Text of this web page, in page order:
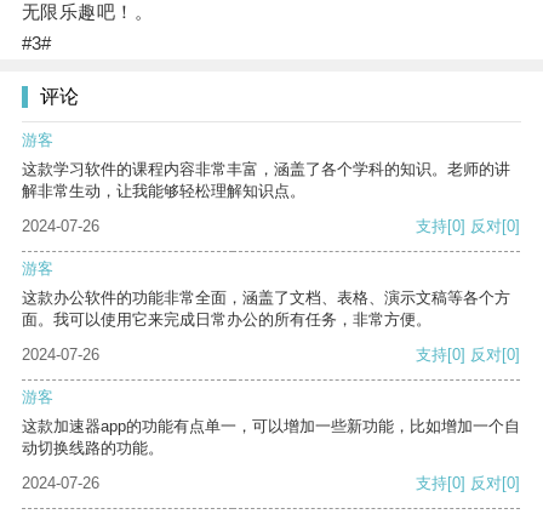
无限乐趣吧！。
#3#
评论
游客
这款学习软件的课程内容非常丰富，涵盖了各个学科的知识。老师的讲
解非常生动，让我能够轻松理解知识点。
2024-07-26
支持[0] 反对[0]
游客
这款办公软件的功能非常全面，涵盖了文档、表格、演示文稿等各个方
面。我可以使用它来完成日常办公的所有任务，非常方便。
2024-07-26
支持[0] 反对[0]
游客
这款加速器app的功能有点单一，可以增加一些新功能，比如增加一个自
动切换线路的功能。
2024-07-26
支持[0] 反对[0]